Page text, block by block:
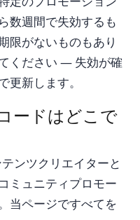
数週間で失効するも
限がないものもあり
ください — 失効が確
更新します。
ードはどこで
ンツクリエイターと
ミュニティプロモー
当ページですべてを